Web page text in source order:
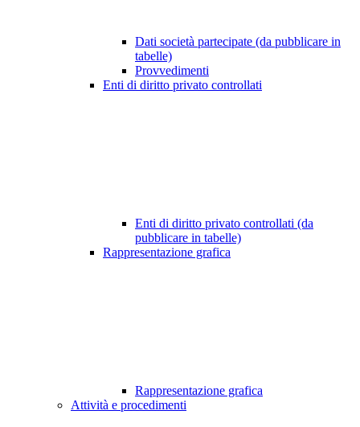
Dati società partecipate (da pubblicare in
tabelle)
Provvedimenti
Enti di diritto privato controllati
Enti di diritto privato controllati (da
pubblicare in tabelle)
Rappresentazione grafica
Rappresentazione grafica
Attività e procedimenti